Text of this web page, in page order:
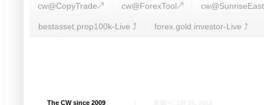
cw@CopyTrade↗ cw@ForexTool↗
bestasset.prop100k-Live ⤴︎ forex.gold.investor-Live ⤴︎
The CW since 2009